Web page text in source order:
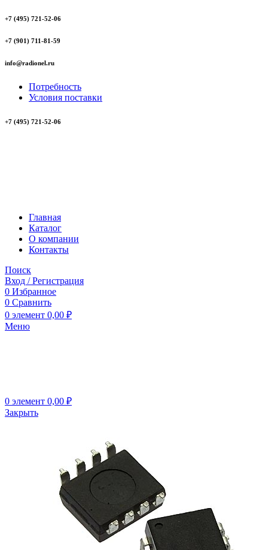
+7 (495) 721-52-06
+7 (901) 711-81-59
info@radionel.ru
Потребность
Условия поставки
+7 (495) 721-52-06
Главная
Каталог
О компании
Контакты
Поиск
Вход / Регистрация
0 Избранное
0 Сравнить
0 элемент 0,00 ₽
Меню
0 элемент 0,00 ₽
Закрыть